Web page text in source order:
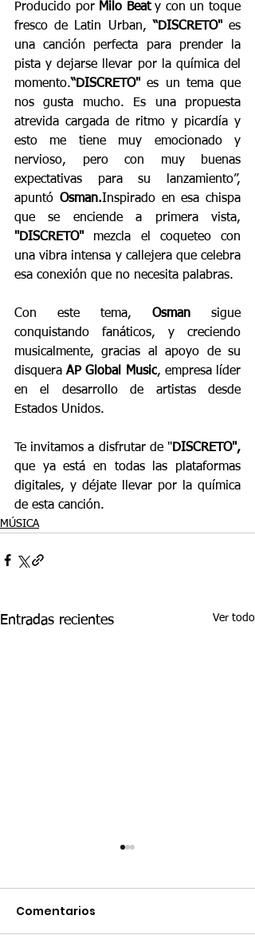
Producido por Milo Beat y con un toque
fresco de Latin Urban, “DISCRETO" es
una canción perfecta para prender la
pista y dejarse llevar por la química del
momento.“DISCRETO" es un tema que
nos gusta mucho. Es una propuesta
atrevida cargada de ritmo y picardía y
esto me tiene muy emocionado y
nervioso, pero con muy buenas
expectativas para su lanzamiento”,
apuntó Osman.Inspirado en esa chispa
"DISCRETO" mezcla el coqueteo con
una vibra intensa y callejera que celebra
esa conexión que no necesita palabras.
Con este tema, Osman sigue
conquistando fanáticos, y creciendo
musicalmente, gracias al apoyo de su
disquera AP Global Music, empresa líder
en el desarrollo de artistas
desde
Estados Unidos.
Te invitamos a disfrutar de "DISCRETO",
que ya está en todas las plataformas
digitales, y déjate llevar por la química
de esta canción.
MÚSICA
Entradas recientes Ver todo
Comentarios